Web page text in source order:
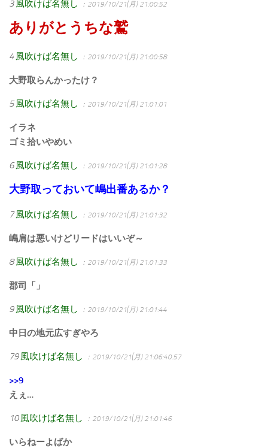
3 風吹けば名無し ：2019/10/21(月) 21:00:52
ありがとうちな鷲
4 風吹けば名無し ：2019/10/21(月) 21:00:58
大野取らんかったけ？
5 風吹けば名無し ：2019/10/21(月) 21:01:01
イラネ
ゴミ拾いやめい
6 風吹けば名無し ：2019/10/21(月) 21:01:28
大野取っておいて嶋出番あるか？
7 風吹けば名無し ：2019/10/21(月) 21:01:32
嶋肩は悪いけどリードはいいぞ～
8 風吹けば名無し ：2019/10/21(月) 21:01:33
郡司「」
9 風吹けば名無し ：2019/10/21(月) 21:01:44
中日の地元広すぎやろ
79 風吹けば名無し ：2019/10/21(月) 21:06:40.57
>>9
えぇ…
10 風吹けば名無し ：2019/10/21(月) 21:01:46
いらねーよばか